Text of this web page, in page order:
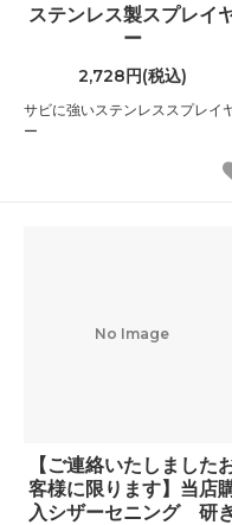
ステンレス製スプレイ
ー
2,728円(税込)
サビに強いステンレススプレイ
ー
No Image
【ご連絡いたしました
客様に限ります】当店
入シザーセニング 研